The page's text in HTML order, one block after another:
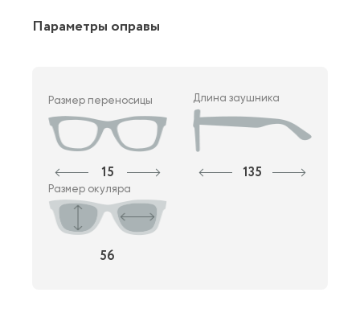
Параметры оправы
Размер переносицы
15
Длина заушника
135
Размер окуляра
56